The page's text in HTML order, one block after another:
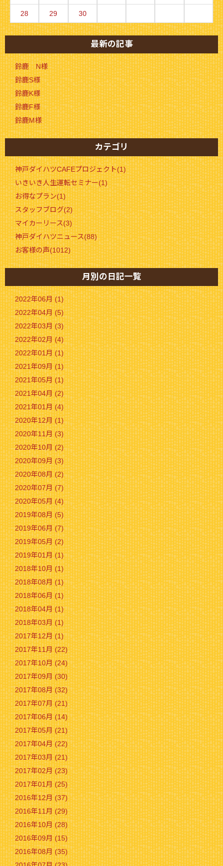
28 29 30
最新の記事
鈴鹿 N様
鈴鹿S様
鈴鹿K様
鈴鹿F様
鈴鹿M様
カテゴリ
神戸ダイハツCAFEプロジェクト(1)
いきいき人生運転セミナー(1)
お得なプラン(1)
スタッフブログ(2)
マイカーリース(3)
神戸ダイハツニュース(88)
お客様の声(1012)
月別の日記一覧
2022年06月 (1)
2022年04月 (5)
2022年03月 (3)
2022年02月 (4)
2022年01月 (1)
2021年09月 (1)
2021年05月 (1)
2021年04月 (2)
2021年01月 (4)
2020年12月 (1)
2020年11月 (3)
2020年10月 (2)
2020年09月 (3)
2020年08月 (2)
2020年07月 (7)
2020年05月 (4)
2019年08月 (5)
2019年06月 (7)
2019年05月 (2)
2019年01月 (1)
2018年10月 (1)
2018年08月 (1)
2018年06月 (1)
2018年04月 (1)
2018年03月 (1)
2017年12月 (1)
2017年11月 (22)
2017年10月 (24)
2017年09月 (30)
2017年08月 (32)
2017年07月 (21)
2017年06月 (14)
2017年05月 (21)
2017年04月 (22)
2017年03月 (21)
2017年02月 (23)
2017年01月 (25)
2016年12月 (37)
2016年11月 (29)
2016年10月 (28)
2016年09月 (15)
2016年08月 (35)